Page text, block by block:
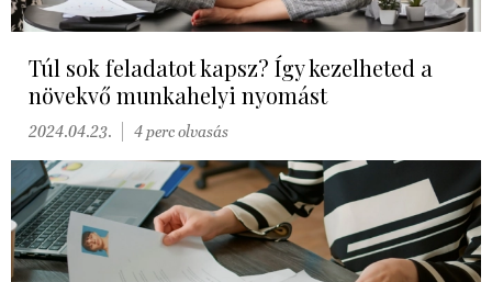
Túl sok feladatot kapsz? Így kezelheted a
növekvő munkahelyi nyomást
2024.04.23. 4 perc olvasás